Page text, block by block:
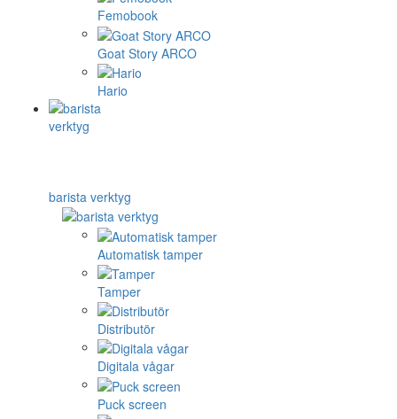
Femobook
Goat Story ARCO
Hario
barista verktyg
Automatisk tamper
Tamper
Distributör
Digitala vågar
Puck screen